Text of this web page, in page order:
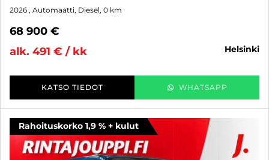
2026 , Automaatti, Diesel, 0 km
68 900 €
alk. 491 € / kk
helsinki
KATSO TIEDOT WHATSAPP
Rahoituskorko 1,9 % + kulut